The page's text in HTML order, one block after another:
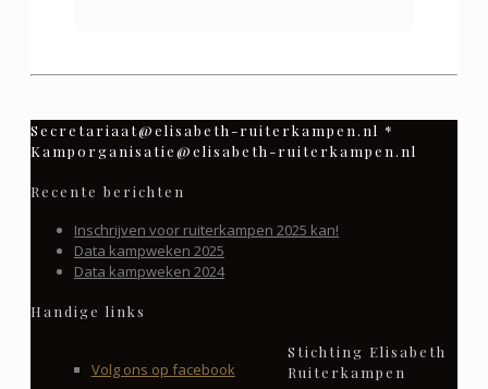
Secretariaat@elisabeth-ruiterkampen.nl *
Kamporganisatie@elisabeth-ruiterkampen.nl
Recente berichten
Inschrijven voor ruiterkampen 2025 kan!
Data kampweken 2025
Data kampweken 2024
Handige links
Volg ons op facebook
Stichting Elisabeth
Ruiterkampen